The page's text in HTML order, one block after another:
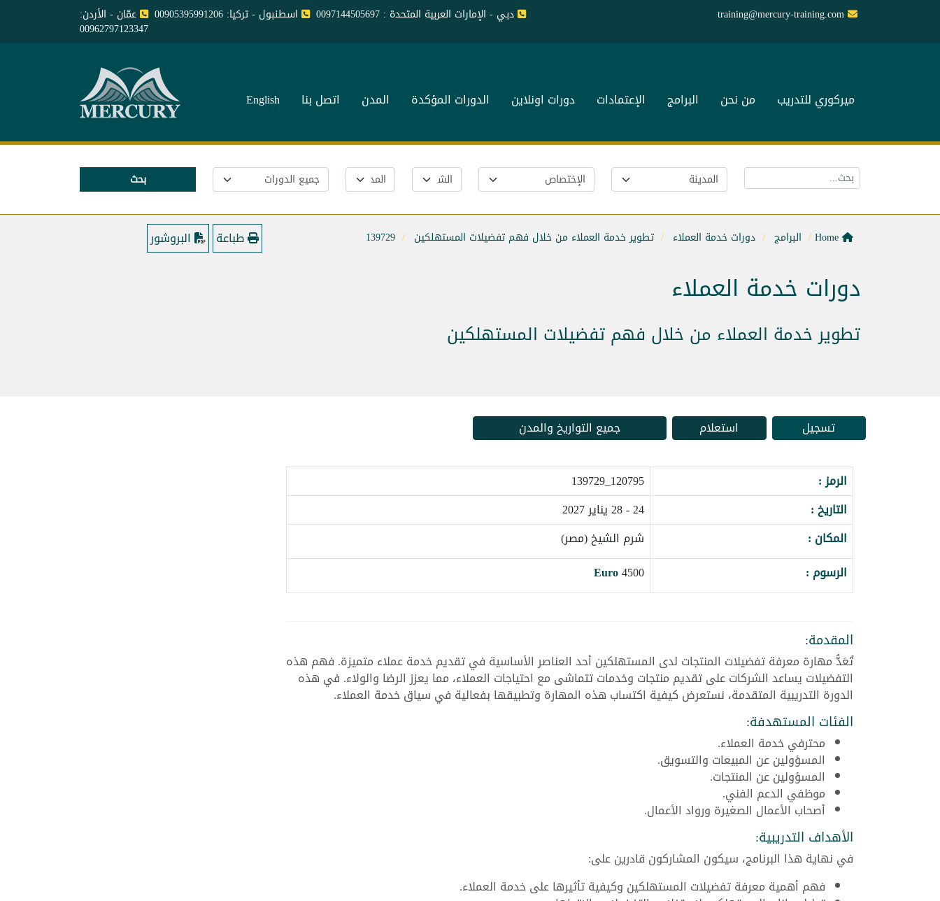
training@mercury-training.com دبي - الإمارات العربية المتحدة : 0097144505697 اسطنبول - تركيا: 00905395991206 عمّان - الأردن:
00962797123347
ميركوري للتدريب من نحن البرامج الإعتمادات دورات اونلاين الدورات المؤكدة المدن اتصل بنا English
بحث
البرامج دورات خدمة العملاء تطوير خدمة العملاء من خلال فهم تفضيلات المستهلكين 139729 طباعة البروشور
دورات خدمة العملاء
تطوير خدمة العملاء من خلال فهم تفضيلات المستهلكين
تسجيل استعلام جميع التواريخ والمدن
الرمز :
120795_139729
التاريخ :
24 - 28 يناير 2027
المكان :
شرم الشيخ (مصر)
الرسوم :
4500
Euro
المقدمة:
تُعَدُّ مهارة معرفة تفضيلات المنتجات لدى المستهلكين أحد العناصر الأساسية في تقديم خدمة عملاء متميزة. فهم هذه
التفضيلات يساعد الشركات على تقديم منتجات وخدمات تتماشى مع احتياجات العملاء، مما يعزز الرضا والولاء. في هذه
الدورة التدريبية المتقدمة، نستعرض كيفية اكتساب هذه المهارة وتطبيقها بفعالية في سياق خدمة العملاء.
الفئات المستهدفة:
محترفي خدمة العملاء.
المسؤولين عن المبيعات والتسويق.
المسؤولين عن المنتجات.
موظفي الدعم الفني.
أصحاب الأعمال الصغيرة ورواد الأعمال.
الأهداف التدريبية:
في نهاية هذا البرنامج، سيكون المشاركون قادرين على:
فهم أهمية معرفة تفضيلات المستهلكين وكيفية تأثيرها على خدمة العملاء.